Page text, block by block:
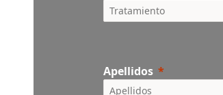
Apellidos